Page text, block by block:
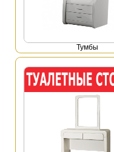
Тумбы